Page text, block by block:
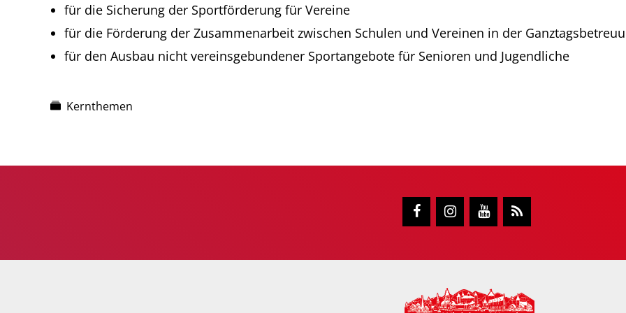
für die Sicherung der Sportförderung für Vereine
für die Förderung der Zusammenarbeit zwischen Schulen und Vereinen in der
für den Ausbau nicht vereinsgebundener Sportangebote für Senioren und Jugendliche
Kernthemen